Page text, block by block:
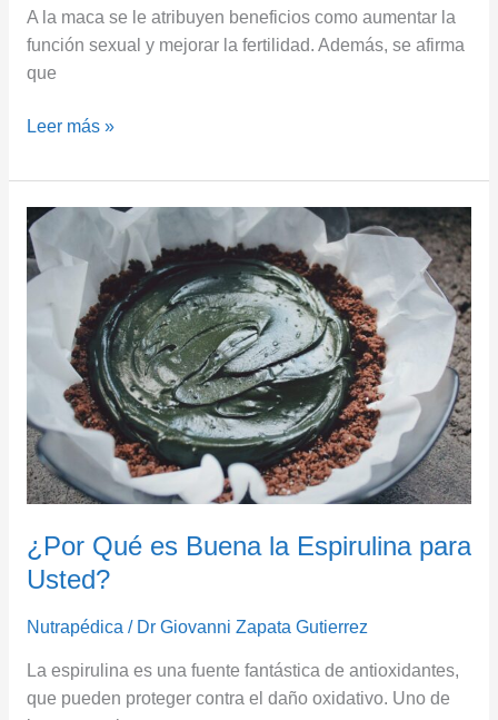
A la maca se le atribuyen beneficios como aumentar la
función sexual y mejorar la fertilidad. Además, se afirma
que
Leer más »
¿Por Qué es Buena la Espirulina para
Usted?
Nutrapédica / Dr Giovanni Zapata Gutierrez
La espirulina es una fuente fantástica de antioxidantes,
que pueden proteger contra el daño oxidativo. Uno de
¿Por
Qué
es
Buena
Espirulina
Usted?